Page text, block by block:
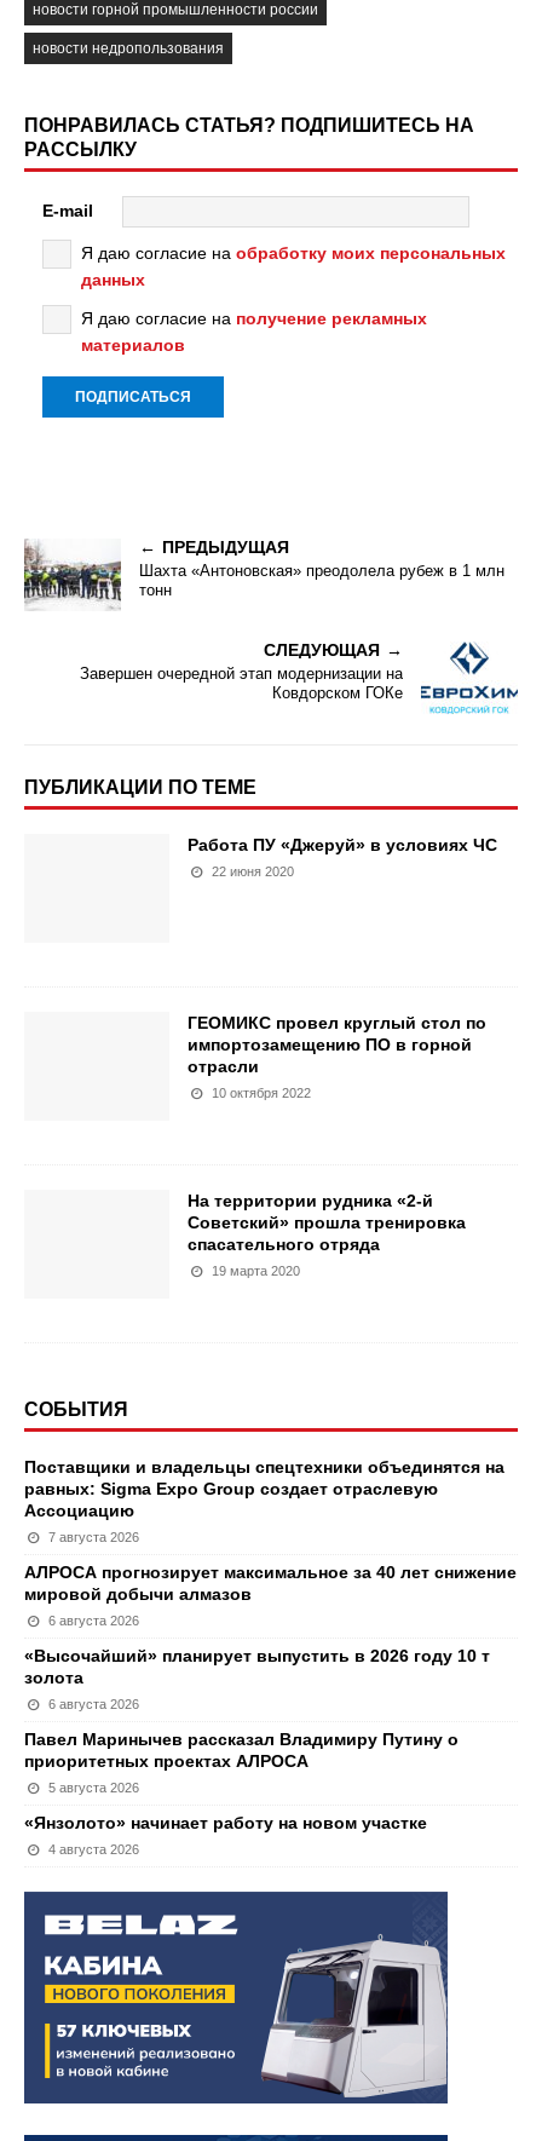
новости горной промышленности россии
новости недропользования
ПОНРАВИЛАСЬ СТАТЬЯ? ПОДПИШИТЕСЬ НА
РАССЫЛКУ
E-mail
Я даю согласие на обработку моих персональных
данных
Я даю согласие на получение рекламных
материалов
ПРЕДЫДУЩАЯ
Шахта «Антоновская» преодолела рубеж в 1 млн
тонн
СЛЕДУЮЩАЯ
Завершен очередной этап модернизации на
Ковдорском ГОКе
ПУБЛИКАЦИИ ПО ТЕМЕ
Работа ПУ «Джеруй» в условиях ЧС
22 июня 2020
ГЕОМИКС провел круглый стол по
импортозамещению ПО в горной
отрасли
10 октября 2022
На территории рудника «2-й
Советский» прошла тренировка
спасательного отряда
19 марта 2020
СОБЫТИЯ
Поставщики и владельцы спецтехники объединятся на
равных: Sigma Expo Group создает отраслевую
Ассоциацию
7 августа 2026
АЛРОСА прогнозирует максимальное за 40 лет снижение
мировой добычи алмазов
6 августа 2026
«Высочайший» планирует выпустить в 2026 году 10 т
золота
6 августа 2026
Павел Маринычев рассказал Владимиру Путину о
приоритетных проектах АЛРОСА
5 августа 2026
«Янзолото» начинает работу на новом участке
4 августа 2026